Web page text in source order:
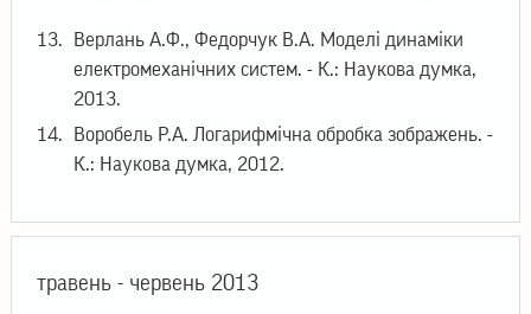
Верлань А.Ф., Федорчук В.А. Моделі динаміки
електромеханічних систем. - К.: Наукова думка,
2013.
Воробель Р.А. Логарифмічна обробка зображень. -
К.: Наукова думка, 2012.
травень - червень 2013